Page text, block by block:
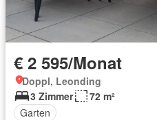
€ 2 595/Monat
Doppl, Leonding
3 Zimmer
72 m²
Garten